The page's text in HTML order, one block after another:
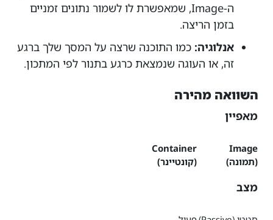
ה-Image, שמאפשרת לו לשמור נתונים זמניים
בזמן הריצה.
אנלוגיה: כמו התוכנה שרצה על המסך שלך ברגע
זה, או העוגה שנמצאת כרגע בתנור לפי המתכון.
השוואה מהירה
מאפיין
Image
(תמונה)
Container
(קונטיינר)
מצב